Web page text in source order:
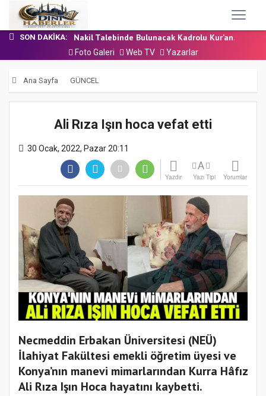
SON DAKIKA:
24 Temmuz 2026 - Cuma Hutbesi
7 Ağustos 2026 - Cuma Hutbesi
Nakil Talebinde Bulunacak Kadrolu Kur’an...
Aşçı Alımı (Kurum İçi) Sınavı (Sözlü) So...
24 Temmuz 2026 - Cuma Hutbesi
7 Ağustos 2026 - Cuma Hutbesi
Foto Galeri Web TV Yazarlar
Ana Sayfa GÜNCEL
Ali Rıza Işın hoca vefat etti
30 Ocak, 2022, Pazar 20:11
Yazdır
A
Yazı Tipi Yorumlar
Necmeddin Erbakan Üniversitesi (NEÜ)
İlahiyat Fakültesi emekli öğretim üyesi ve
Konya’nın manevi mimarlarından Kurra Hâfız
Ali Rıza Işın Hoca hayatını kaybetti.